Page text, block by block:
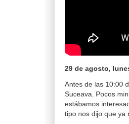
29 de agosto,
Antes de las 10:00
Suceava. Pocos
estábamos
tipo nos dijo que ya